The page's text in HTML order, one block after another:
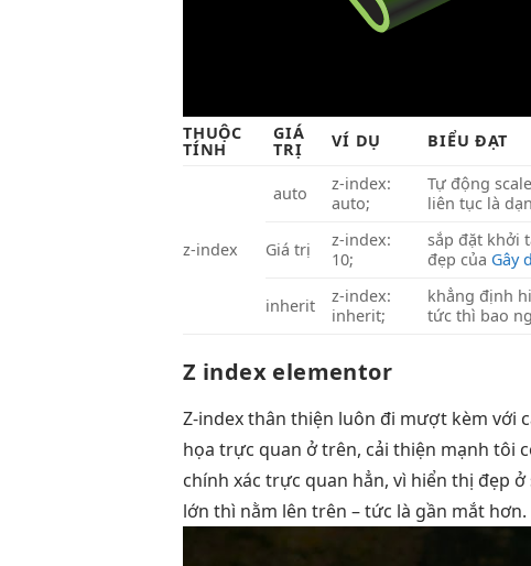
THUỘC
TÍNH
GIÁ
TRỊ VÍ DỤ BIỂU ĐẠT
z-index
auto
z-index:
auto;
Tự động
liên tục là
Giá trị
z-index:
10;
sắp đặt khởi
đẹp của Gây
inherit
z-index:
inherit;
khẳng định
tức thì bao
Z index elementor
Z-indexthân thiện luôn đi mượt kèm với
họatrực quan ở trên, cải thiện mạnh tôi
chính xáctrực quan hẳn, vì hiển thị đẹp ở
lớn thì nằm lên trên – tức là gần mắt hơn.